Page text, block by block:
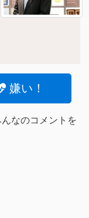
嫌い！
なのコメントを